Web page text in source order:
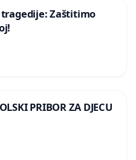
tragedije: Zaštitimo
PRIBOR ZA DJECU